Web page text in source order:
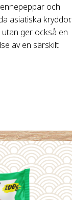
och
asiatiska kryddor.
ger också en
av en särskilt